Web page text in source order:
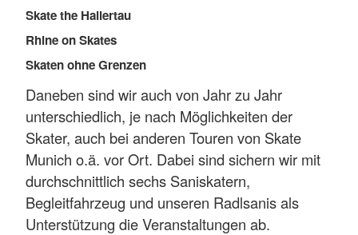
Skate the Hallertau
Rhine on Skates
Skaten ohne Grenzen
Daneben sind wir auch von Jahr zu Jahr
unterschiedlich, je nach Möglichkeiten der
Skater, auch bei anderen Touren von Skate
Munich o.ä. vor Ort. Dabei sind sichern wir mit
durchschnittlich sechs Saniskatern,
Begleitfahrzeug und unseren Radlsanis als
Unterstützung die Veranstaltungen ab.